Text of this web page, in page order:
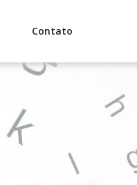
Contato